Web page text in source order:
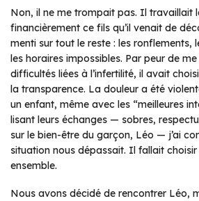
Non, il ne me trompait pas. Il travaillait
financièrement ce fils qu’il venait de
menti sur tout le reste : les ronflements,
les horaires impossibles. Par peur de
difficultés liées à l’infertilité, il avait
la transparence. La douleur a été
un enfant, même avec les “meilleures
lisant leurs échanges — sobres,
sur le bien-être du garçon, Léo — j’ai
situation nous dépassait. Il fallait
ensemble.
Nous avons décidé de rencontrer Léo,